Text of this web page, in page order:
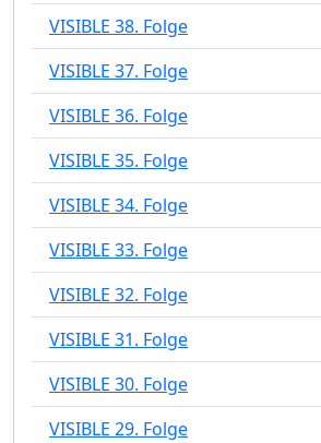
VISIBLE 38. Folge
VISIBLE 37. Folge
VISIBLE 36. Folge
VISIBLE 35. Folge
VISIBLE 34. Folge
VISIBLE 33. Folge
VISIBLE 32. Folge
VISIBLE 31. Folge
VISIBLE 30. Folge
VISIBLE 29. Folge